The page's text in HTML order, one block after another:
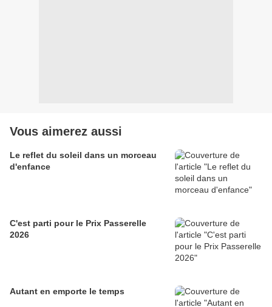
Vous aimerez aussi
Le reflet du soleil dans un morceau
d'enfance
C'est parti pour le Prix Passerelle
2026
Autant en emporte le temps